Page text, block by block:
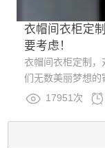
衣帽间衣柜定
要考虑！
衣帽间衣柜定制
们无数美丽梦想的
17951次